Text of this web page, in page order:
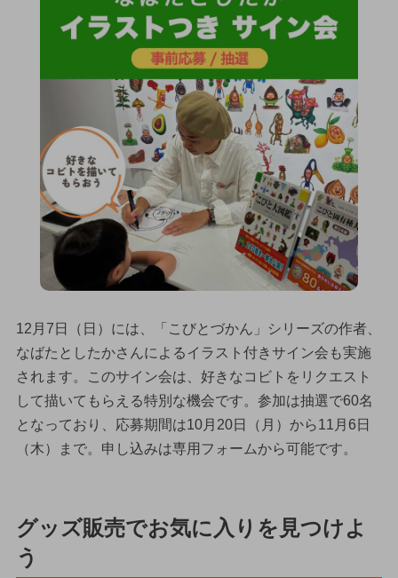
12月7日（日）には、「こびとづかん」シリーズの作者、
なばたとしたかさんによるイラスト付きサイン会も実施
されます。このサイン会は、好きなコビトをリクエスト
して描いてもらえる特別な機会です。参加は抽選で60名
となっており、応募期間は10月20日（月）から11月6日
（木）まで。申し込みは専用フォームから可能です。
グッズ販売でお気に入りを見つけよ
う